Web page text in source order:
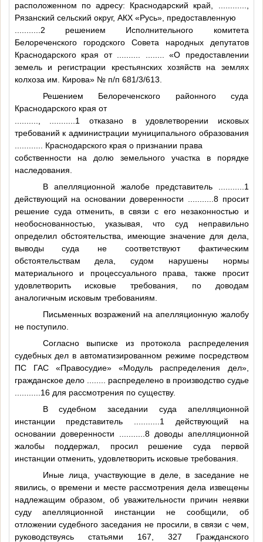
расположенном по адресу: Краснодарский край,
Рязанский сельский округ, АКХ «Русь», предоставленную
...........2 решением Исполнительного комитета
Белореченского городского Совета народных депутатов
Краснодарского края от
«О предоставлении
земель и регистрации крестьянских хозяйств на землях
колхоза им. Кирова» № п/п 681/3/613.
Решением Белореченского районного суда
Краснодарского края от
...........1
отказано в удовлетворении исковых
требований к администрации муниципального образования
Краснодарского края о признании права
собственности на долю земельного участка в порядке
наследования.
В апелляционной жалобе представитель
...........1
действующий на основании доверенности
...........8просит
решение суда отменить, в связи с его незаконностью и
необоснованностью, указывая, что суд неправильно
определил обстоятельства, имеющие значение для дела,
выводы суда не соответствуют фактическим
обстоятельствам дела, судом нарушены нормы
материального и процессуального права, также просит
удовлетворить исковые требования, по доводам
аналогичным исковым требованиям.
Письменных возражений на апелляционную жалобу
не поступило.
Согласно выписке из протокола распределения
судебных дел в автоматизированном режиме посредством
ПС ГАС «Правосудие» «Модуль распределения дел»,
гражданское дело
распределено в производство судье
...........16для рассмотрения по существу.
В судебном заседании суда апелляционной
инстанции представитель
...........1
действующий на
основании доверенности
...........8доводы апелляционной
жалобы поддержал, просил решение суда первой
инстанции отменить, удовлетворить исковые требования.
Иные лица, участвующие в деле, в заседание не
явились, о времени и месте рассмотрения дела извещены
надлежащим образом, об уважительности причин неявки
суду апелляционной инстанции не сообщили, об
отложении судебного заседания не просили, в связи с чем,
руководствуясь статьями 167, 327 Гражданского